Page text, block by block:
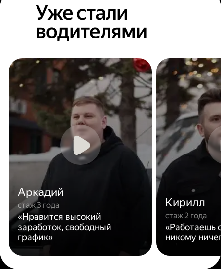
Уже стали
водителями
Аркадий
стаж 3 года
«Нравится высокий
заработок, свободный
график»
Кирилл
стаж 2 года
«Работаешь
никому